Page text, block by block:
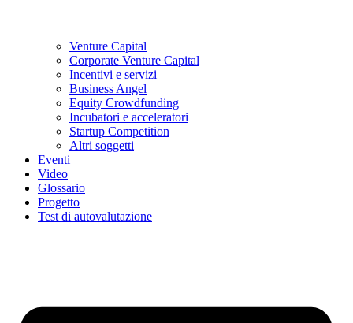
Venture Capital
Corporate Venture Capital
Incentivi e servizi
Business Angel
Equity Crowdfunding
Incubatori e acceleratori
Startup Competition
Altri soggetti
Eventi
Video
Glossario
Progetto
Test di autovalutazione